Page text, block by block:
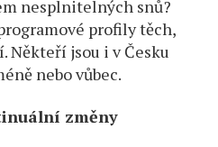
nesplnitelných snů?
profily těch,
Někteří jsou i v Česku
nebo vůbec.
změny